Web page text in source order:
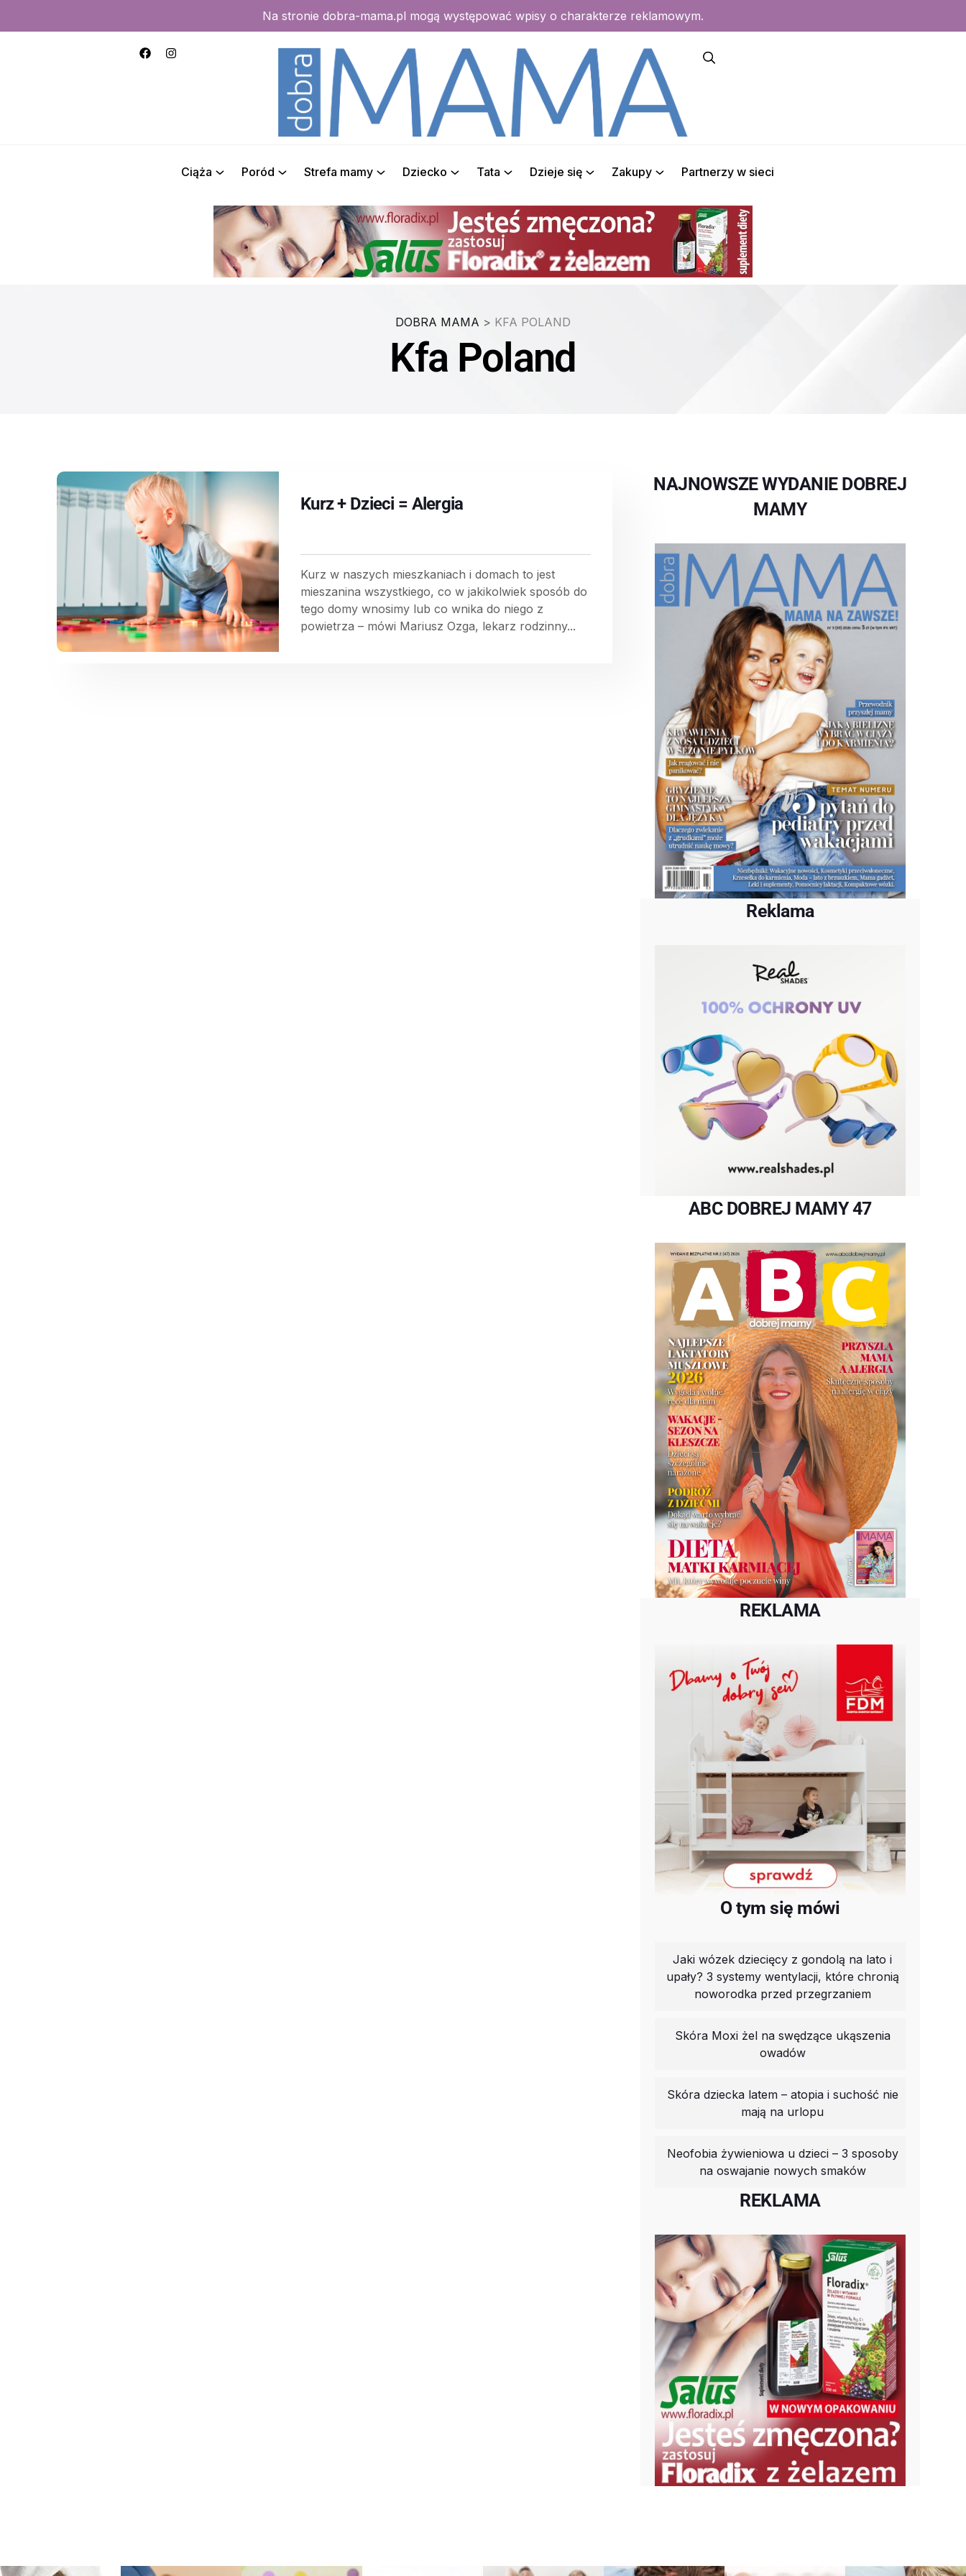
Na stronie dobra-mama.pl mogą występować wpisy o charakterze reklamowym.
Ciąża Poród Strefa mamy Dziecko Tata Dzieje się Zakupy Partnerzy w sieci
DOBRA MAMA > KFA POLAND
Kfa Poland
Kurz + Dzieci = Alergia
Kurz w naszych mieszkaniach i domach to jest
mieszanina wszystkiego, co w jakikolwiek sposób do
tego domy wnosimy lub co wnika do niego z
powietrza – mówi Mariusz Ozga, lekarz rodzinny...
NAJNOWSZE WYDANIE DOBREJ
MAMY
Reklama
ABC DOBREJ MAMY 47
REKLAMA
O tym się mówi
Jaki wózek dziecięcy z gondolą na lato i
upały? 3 systemy wentylacji, które chronią
noworodka przed przegrzaniem
Skóra Moxi żel na swędzące ukąszenia
owadów
Skóra dziecka latem – atopia i suchość nie
mają na urlopu
Neofobia żywieniowa u dzieci – 3 sposoby
na oswajanie nowych smaków
REKLAMA